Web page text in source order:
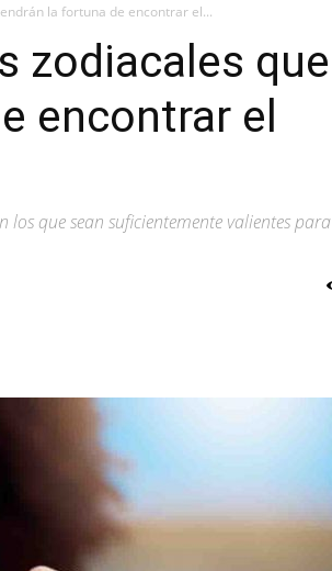
la fortuna de encontrar el...
zodiacales que
encontrar el
que sean suficientemente valientes para